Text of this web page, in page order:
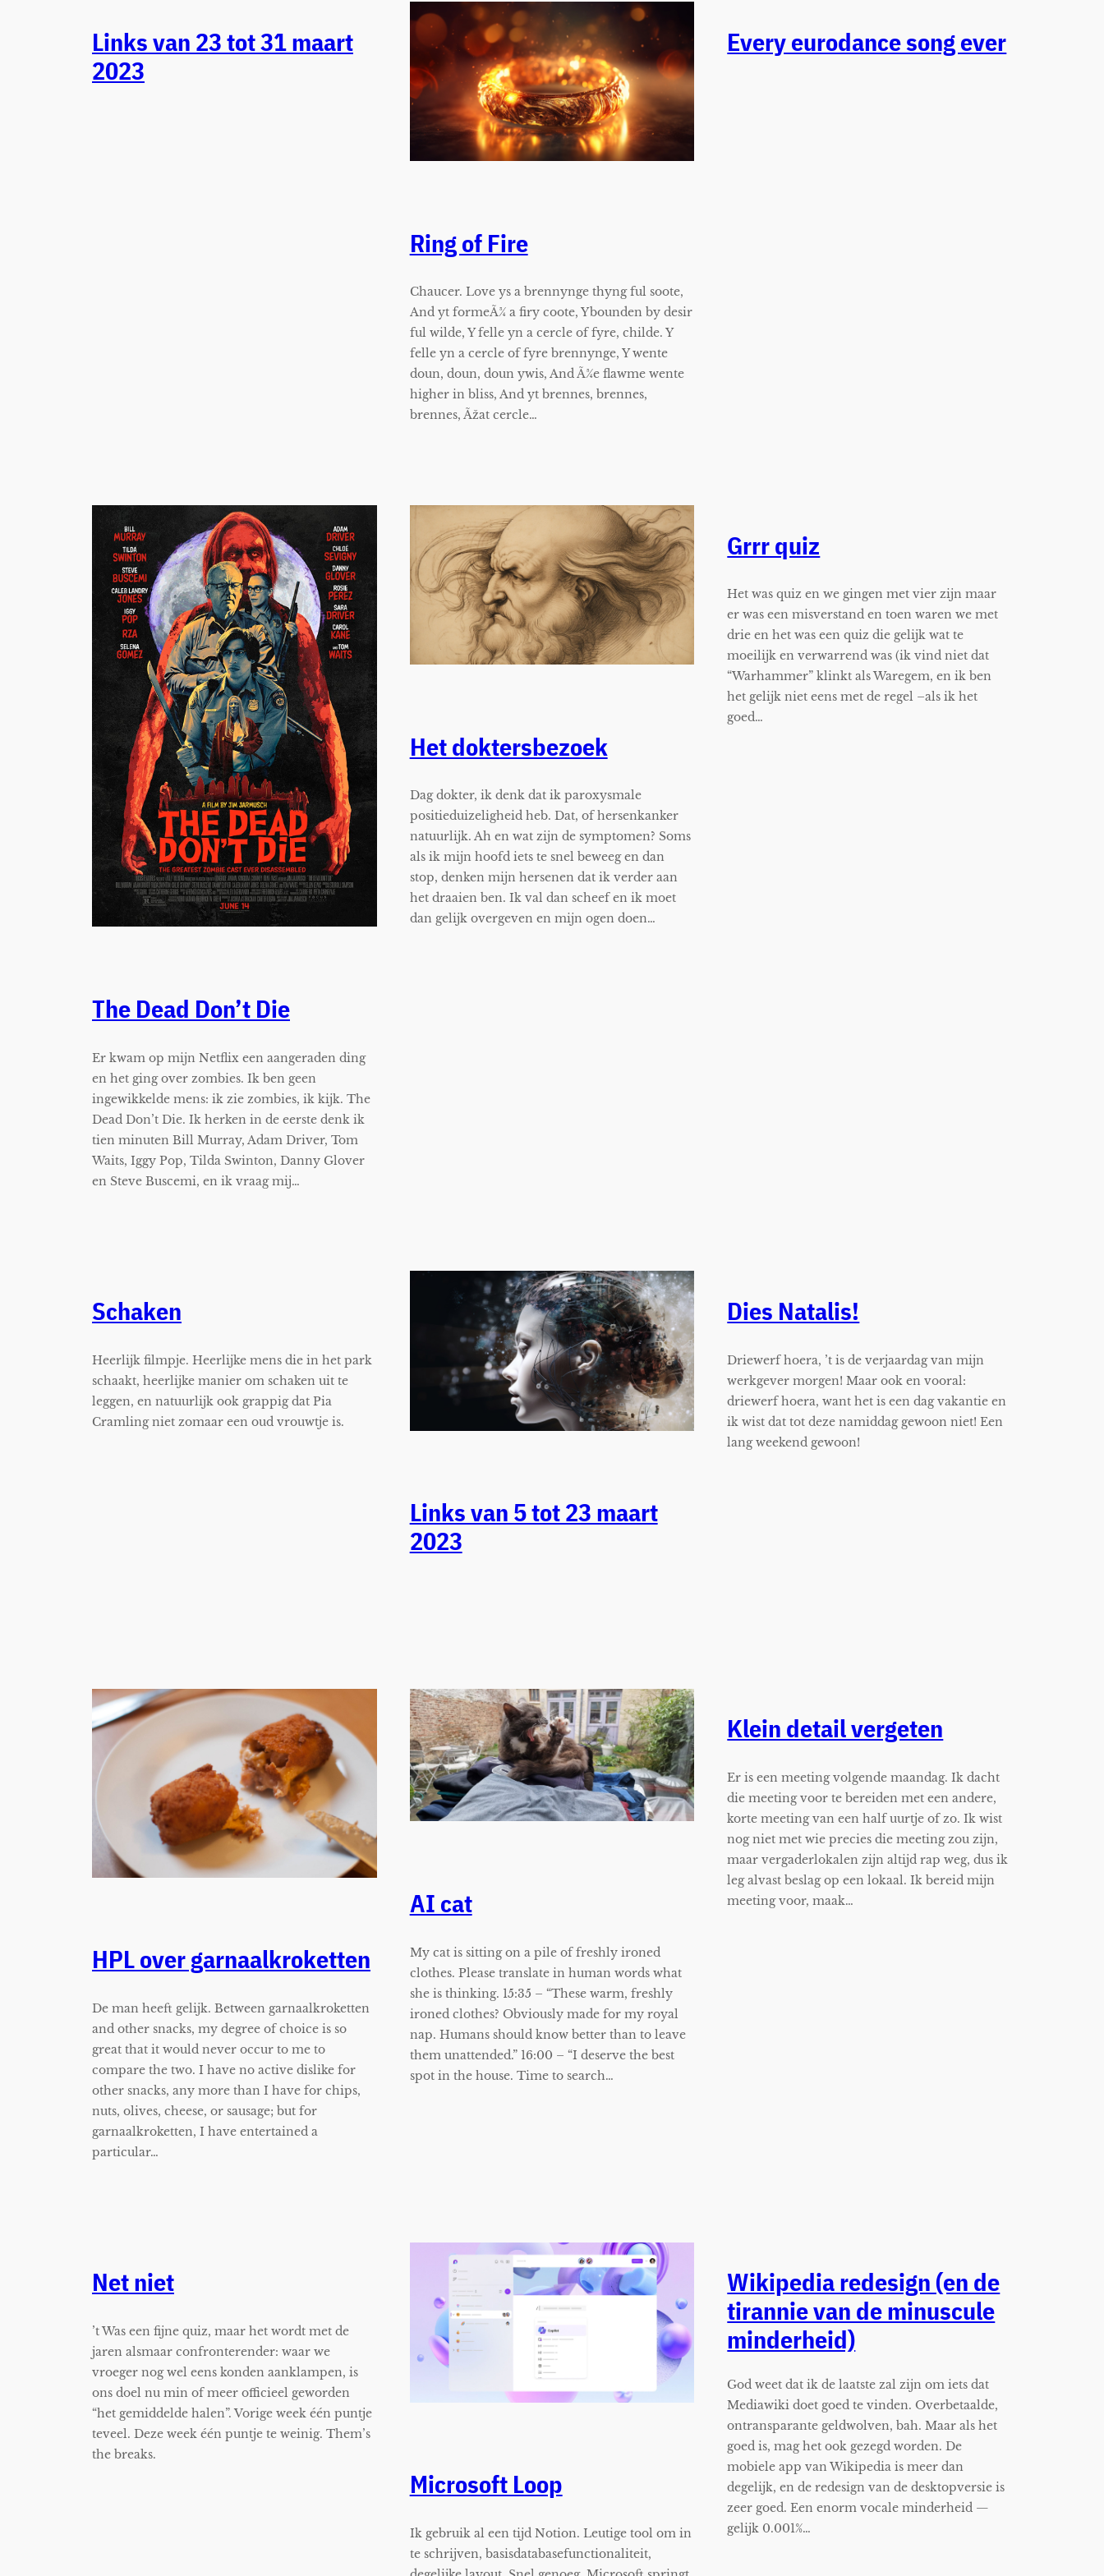
Links van 23 tot 31 maart
2023
Ring of Fire
Chaucer. Love ys a brennynge thyng ful soote,
And yt formeÃ¾ a firy coote, Ybounden by desir
ful wilde, Y felle yn a cercle of fyre, childe. Y
felle yn a cercle of fyre brennynge, Y wente
doun, doun, doun ywis, And Ã¾e flawme wente
higher in bliss, And yt brennes, brennes,
brennes, Ãžat cercle…
Every eurodance song ever
The Dead Don’t Die
Er kwam op mijn Netflix een aangeraden ding
en het ging over zombies. Ik ben geen
ingewikkelde mens: ik zie zombies, ik kijk. The
Dead Don’t Die. Ik herken in de eerste denk ik
tien minuten Bill Murray, Adam Driver, Tom
Waits, Iggy Pop, Tilda Swinton, Danny Glover
en Steve Buscemi, en ik vraag mij…
Het doktersbezoek
Dag dokter, ik denk dat ik paroxysmale
positieduizeligheid heb. Dat, of hersenkanker
natuurlijk. Ah en wat zijn de symptomen? Soms
als ik mijn hoofd iets te snel beweeg en dan
stop, denken mijn hersenen dat ik verder aan
het draaien ben. Ik val dan scheef en ik moet
dan gelijk overgeven en mijn ogen doen…
Grrr quiz
Het was quiz en we gingen met vier zijn maar
er was een misverstand en toen waren we met
drie en het was een quiz die gelijk wat te
moeilijk en verwarrend was (ik vind niet dat
“Warhammer” klinkt als Waregem, en ik ben
het gelijk niet eens met de regel –als ik het
goed…
Schaken
Heerlijk filmpje. Heerlijke mens die in het park
schaakt, heerlijke manier om schaken uit te
leggen, en natuurlijk ook grappig dat Pia
Cramling niet zomaar een oud vrouwtje is.
Links van 5 tot 23 maart
2023
Dies Natalis!
Driewerf hoera, ’t is de verjaardag van mijn
werkgever morgen! Maar ook en vooral:
driewerf hoera, want het is een dag vakantie en
ik wist dat tot deze namiddag gewoon niet! Een
lang weekend gewoon!
HPL over garnaalkroketten
De man heeft gelijk. Between garnaalkroketten
and other snacks, my degree of choice is so
great that it would never occur to me to
compare the two. I have no active dislike for
other snacks, any more than I have for chips,
nuts, olives, cheese, or sausage; but for
garnaalkroketten, I have entertained a
particular…
AI cat
My cat is sitting on a pile of freshly ironed
clothes. Please translate in human words what
she is thinking. 15:35 – “These warm, freshly
ironed clothes? Obviously made for my royal
nap. Humans should know better than to leave
them unattended.” 16:00 – “I deserve the best
spot in the house. Time to search…
Klein detail vergeten
Er is een meeting volgende maandag. Ik dacht
die meeting voor te bereiden met een andere,
korte meeting van een half uurtje of zo. Ik wist
nog niet met wie precies die meeting zou zijn,
maar vergaderlokalen zijn altijd rap weg, dus ik
leg alvast beslag op een lokaal. Ik bereid mijn
meeting voor, maak…
Net niet
’t Was een fijne quiz, maar het wordt met de
jaren alsmaar confronterender: waar we
vroeger nog wel eens konden aanklampen, is
ons doel nu min of meer officieel geworden
“het gemiddelde halen”. Vorige week één puntje
teveel. Deze week één puntje te weinig. Them’s
the breaks.
Microsoft Loop
Ik gebruik al een tijd Notion. Leutige tool om in
te schrijven, basisdatabasefunctionaliteit,
Wikipedia redesign (en de
tirannie van de minuscule
minderheid)
God weet dat ik de laatste zal zijn om iets dat
Mediawiki doet goed te vinden. Overbetaalde,
ontransparante geldwolven, bah. Maar als het
goed is, mag het ook gezegd worden. De
mobiele app van Wikipedia is meer dan
degelijk, en de redesign van de desktopversie is
zeer goed. Een enorm vocale minderheid —
gelijk 0.001%…